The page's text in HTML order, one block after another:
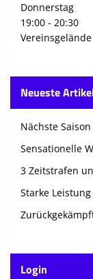
Donnerstag
19:00 - 20:30
Neueste
Nächste Saison
Sensationelle
3 Zeitstrafen
Starke
Login